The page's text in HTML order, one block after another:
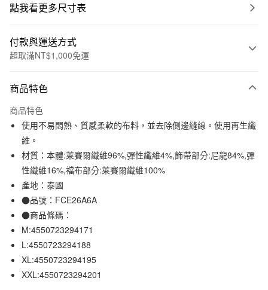
點我看更多尺寸表
付款與運送方式
超取滿NT$1,000免運
信用卡一次付款
信用卡分期付款
3 期 0 利率 每期
合作金庫商業銀行
第一商業銀行
華南商業銀行
彰化商業銀行
上海商業儲蓄銀行
臺灣中小企業銀行
匯豐（台灣）商業銀行
聯邦商業銀行
元大商業銀行
玉山商業銀行
台灣樂天信用卡公司
超商取貨付款
LINE Pay
Apple Pay
街口支付
悠遊付
運送方式
商品特色
商品特色
使用不易悶熱、質感柔軟的布料，並去除側邊縫線。使用再生纖
維。
材質：本體:萊賽爾纖維96%,彈性纖維4%,飾帶部分:尼龍84%,彈
性纖維16%,襠布部分:萊賽爾纖維100%
產地：泰國
●品號：FCE26A6A
●商品條碼：
M:4550723294171
L:4550723294188
XL:4550723294195
XXL:4550723294201